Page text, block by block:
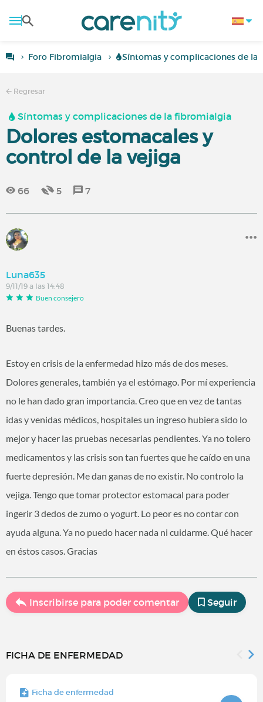
Foro Fibromialgia Síntomas y complicaciones de la
Regresar
Síntomas y complicaciones de la fibromialgia
Dolores estomacales y
control de la vejiga
66 5 7
Luna635
9/11/19 a las 14:48
Buen consejero
Buenas tardes.
Estoy en crisis de la enfermedad hizo más de dos meses.
Dolores generales, también ya el estómago. Por mí experiencia
no le han dado gran importancia. Creo que en vez de tantas
idas y venidas médicos, hospitales un ingreso hubiera sido lo
mejor y hacer las pruebas necesarias pendientes. Ya no tolero
medicamentos y las crisis son tan fuertes que he caído en una
fuerte depresión. Me dan ganas de no existir. No controlo la
vejiga. Tengo que tomar protector estomacal para poder
ingerir 3 dedos de zumo o yogurt. Lo peor es no contar con
ayuda alguna. Ya no puedo hacer nada ni cuidarme. Qué hacer
en éstos casos. Gracias
Inscribirse para poder comentar Seguir
FICHA DE ENFERMEDAD
Ficha de enfermedad